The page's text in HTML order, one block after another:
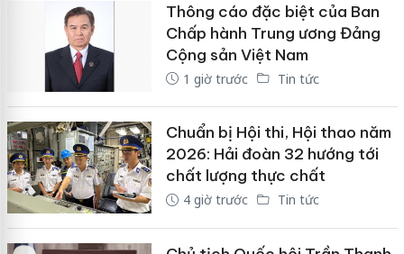
Thông cáo đặc biệt của Ban
Chấp hành Trung ương Đảng
Cộng sản Việt Nam
1 giờ trước Tin tức
Chuẩn bị Hội thi, Hội thao năm
2026: Hải đoàn 32 hướng tới
chất lượng thực chất
4 giờ trước Tin tức